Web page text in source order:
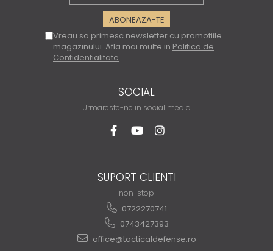
Vreau sa primesc newsletter cu promotiile
magazinului. Afla mai multe in Politica de
Confidentialitate
SOCIAL
Urmareste-ne in social media
SUPORT CLIENTI
non-stop
0722270741
0743427393
office@tacticaldefense.ro